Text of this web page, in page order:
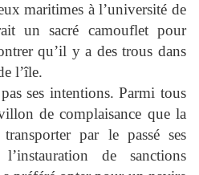
maritimes à l’université de
un sacré camouflet pour
qu’il y a des trous dans
l’île.
ses intentions. Parmi tous
de complaisance que la
par le passé ses
de sanctions